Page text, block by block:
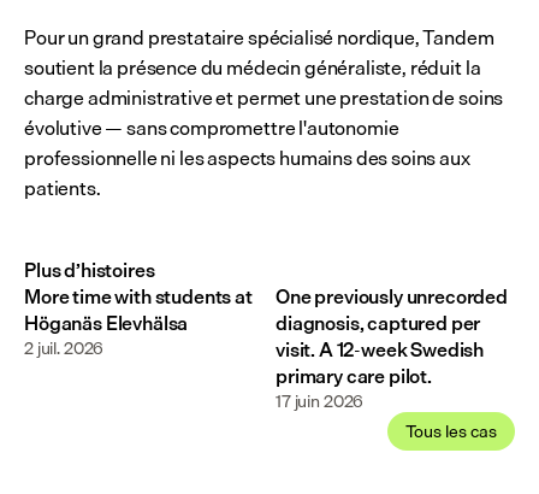
Pour un grand prestataire spécialisé nordique, Tandem
soutient la présence du médecin généraliste, réduit la
charge administrative et permet une prestation de soins
évolutive — sans compromettre l'autonomie
professionnelle ni les aspects humains des soins aux
patients.
Tous les cas
Plus d’histoires
More time with students at
Höganäs Elevhälsa
2 juil. 2026
One previously unrecorded
diagnosis, captured per
visit. A 12-week Swedish
primary care pilot.
17 juin 2026